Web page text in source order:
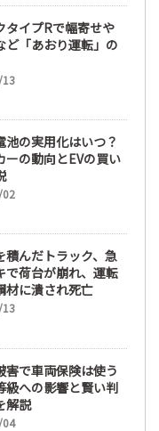
タイプRで幅寄せや
ど「あおり運転」の
池の実用化はいつ？
ーの動向とEVの買い
積んだトラック、急
で荷台が崩れ、運転
材に潰され死亡
害で車両保険は使う
級への影響と賢い判
解説